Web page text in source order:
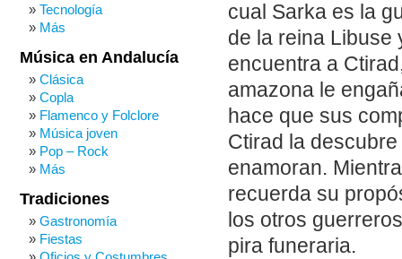
cual Sarka es la
de la reina Libuse
encuentra a
amazona le
hace que sus
Ctirad la
enamoran.
recuerda su
los otros
pira funeraria.
Tecnología
Más
Música en Andalucía
Clásica
Copla
Flamenco y Folclore
Música joven
Pop – Rock
Más
Tradiciones
Gastronomía
Fiestas